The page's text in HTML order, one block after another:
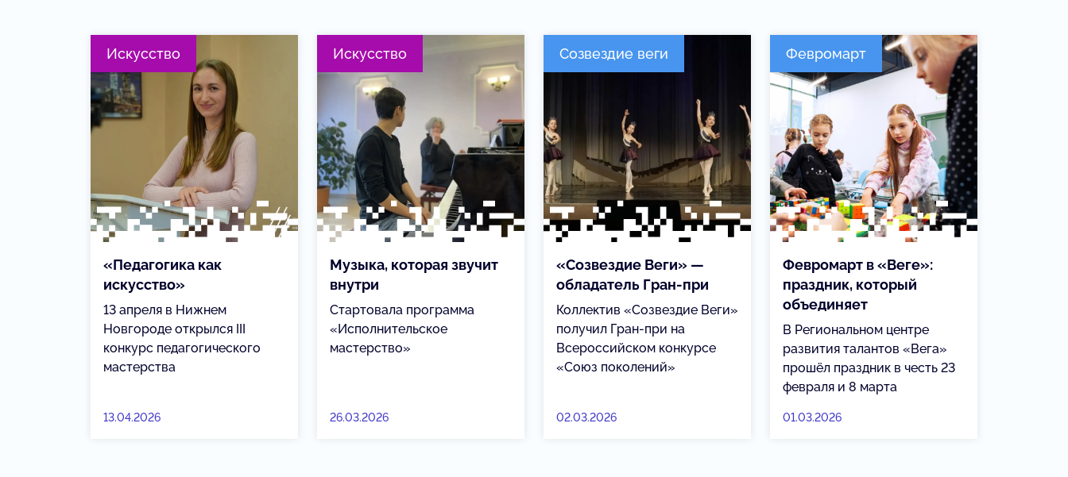
Искусство
«Педагогика как
искусство»
13 апреля в Нижнем
Новгороде открылся III
конкурс педагогического
мастерства
13.04.2026
Искусство
Музыка, которая звучит
внутри
Стартовала программа
«Исполнительское
мастерство»
26.03.2026
Созвездие веги
«Созвездие Веги» —
обладатель Гран-при
Коллектив «Созвездие Веги»
получил Гран-при на
Всероссийском конкурсе
«Союз поколений»
02.03.2026
Февромарт
Февромарт в «Веге»:
праздник, который
объединяет
В Региональном центре
развития талантов «Вега»
прошёл праздник в честь 23
февраля и 8 марта
01.03.2026